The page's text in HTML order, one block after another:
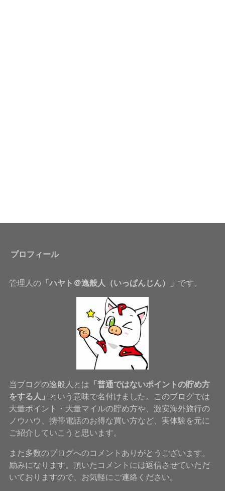
プロフィール
管理人の「ハヤト＠逸般人（いっぱんじん）」 です。
当ブログの逸般人とは 「普通ではないポイントの貯め方
をする人」
という意味で名付けました。このブログでは
大量ポイント・大量マイルの貯め方や、激安海外旅行の
ノウハウ、携帯電話のお得な買い方など、実体験を元に
ご紹介していこうと思います。
また多数のブログへのコメントありがとうございます。
励みになります。頂いたコメントには返信させていただ
いておりますので、お気軽にご連絡ください。